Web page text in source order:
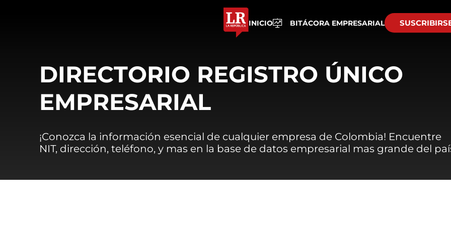
INICIO BITÁCORA EMPRESARIAL
DIRECTORIO REGISTRO ÚNICO
EMPRESARIAL
¡Conozca la información esencial de cualquier empresa de Colombia! Encuentre
NIT, dirección, teléfono, y mas en la base de datos empresarial mas grande del